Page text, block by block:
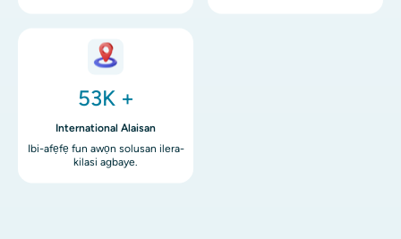
aworan
53K +
International Alaisan
Ibi-afẹfẹ fun awọn solusan ilera-
kilasi agbaye.